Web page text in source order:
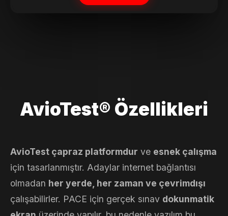
AvioTest® Özellikleri
AvioTest çapraz platformdur ve esnek çalışma
için tasarlanmıştır. Adaylar internet bağlantısı
olmadan her yerde, her zaman ve çevrimdışı
çalışabilirler. PACE için gerçek sınav dokunmatik